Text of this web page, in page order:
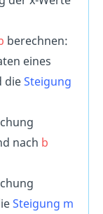
b berechnen:
eines
dieSteigung
nach b
Steigung m